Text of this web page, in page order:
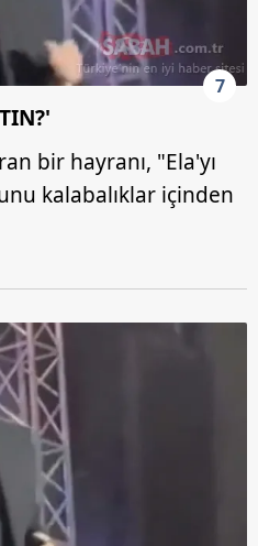
7
bir hayranı, "Ela'yı
kalabalıklar içinden